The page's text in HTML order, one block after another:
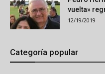
vuelta»
12/19/2019
Categoría popular